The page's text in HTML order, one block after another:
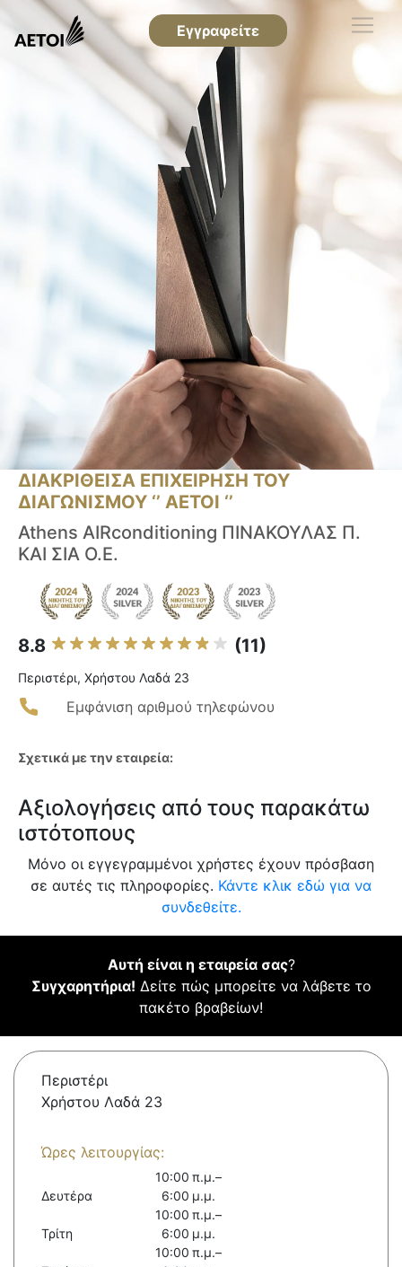
Εγγραφείτε
ΔΙΑΚΡΙΘΕΙΣΑ ΕΠΙΧΕΙΡΗΣΗ ΤΟΥ
ΔΙΑΓΩΝΙΣΜΟΥ ‘’ ΑΕΤΟΙ ‘’
Athens AIRconditioning ΠΙΝΑΚΟΥΛΑΣ Π.
ΚΑΙ ΣΙΑ Ο.Ε.
8.8 (11)
Περιστέρι, Χρήστου Λαδά 23
Εμφάνιση αριθμού τηλεφώνου
Σχετικά με την εταιρεία:
Αξιολογήσεις από τους παρακάτω
ιστότοπους
Μόνο οι εγγεγραμμένοι χρήστες έχουν πρόσβαση
σε αυτές τις πληροφορίες. Κάντε κλικ εδώ για να
συνδεθείτε.
Αυτή είναι η εταιρεία σας?
Συγχαρητήρια! Δείτε πώς μπορείτε να λάβετε το
πακέτο βραβείων!
Περιστέρι
Χρήστου Λαδά 23
Ώρες λειτουργίας:
Δευτέρα
10:00 π.μ.–
6:00 μ.μ.
Τρίτη
10:00 π.μ.–
6:00 μ.μ.
10:00 π.μ.–